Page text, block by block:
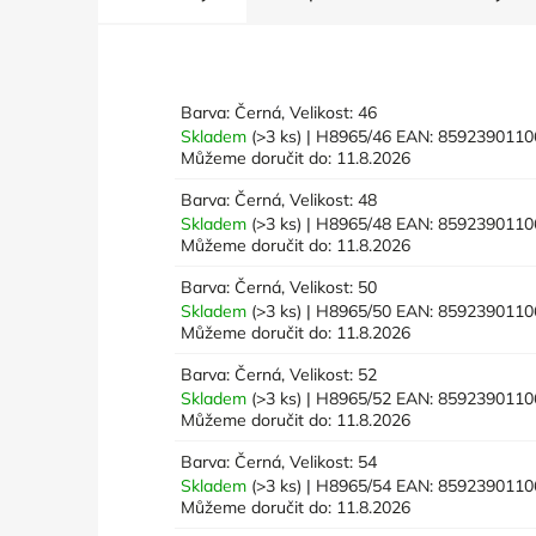
Barva: Černá, Velikost: 46
Skladem (>3 ks) | H8965/46 EAN:
Můžeme doručit do: 11.8.2026
Barva: Černá, Velikost: 48
Skladem (>3 ks) | H8965/48 EAN:
Můžeme doručit do: 11.8.2026
Barva: Černá, Velikost: 50
Skladem (>3 ks) | H8965/50 EAN:
Můžeme doručit do: 11.8.2026
Barva: Černá, Velikost: 52
Skladem (>3 ks) | H8965/52 EAN:
Můžeme doručit do: 11.8.2026
Barva: Černá, Velikost: 54
Skladem (>3 ks) | H8965/54 EAN:
Můžeme doručit do: 11.8.2026